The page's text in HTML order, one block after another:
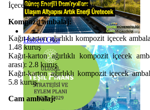
Haberi Oku
İçecek ambalajları: 4.3 kuruş
Kompozit ambalaj:
Kağıt-karton ağırlıklı kompozit içecek
1.48 kuruş
Kağıt-karton ağırlıklı kompozit içecek
arası): 2.8 kuruş
Kağıt-karton ağırlıklı kompozit içecek
5.8 kuruş
Cam ambalaj: